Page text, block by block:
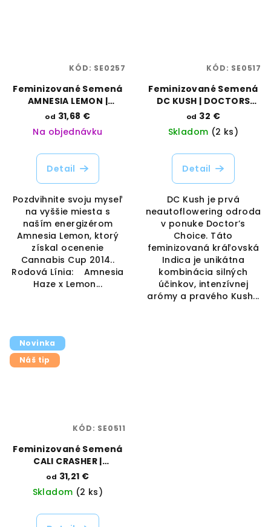
Feminizované Semená
AMNESIA LEMON |
BARNEYS FARM
od 31,68 €
Na objednávku
Detail
Pozdvihnite svoju myseľ
na vyššie miesta s
naším energizérom
Amnesia Lemon, ktorý
získal ocenenie
Cannabis Cup 2014..
Rodová Línia: Amnesia
Haze x Lemon...
KÓD: SE0257
Feminizované Semená
DC KUSH | DOCTORS
CHOICE
od 32 €
Skladom (2 ks)
Detail
DC Kush je prvá
neautoflowering odroda
v ponuke Doctor’s
Choice. Táto
feminizovaná kráľovská
Indica je unikátna
kombinácia silných
účinkov, intenzívnej
arómy a pravého Kush...
KÓD: SE0517
Novinka
Náš tip
Feminizované Semená
CALI CRASHER |
DOCTORS CHOICE
od 31,21 €
Skladom (2 ks)
KÓD: SE0511